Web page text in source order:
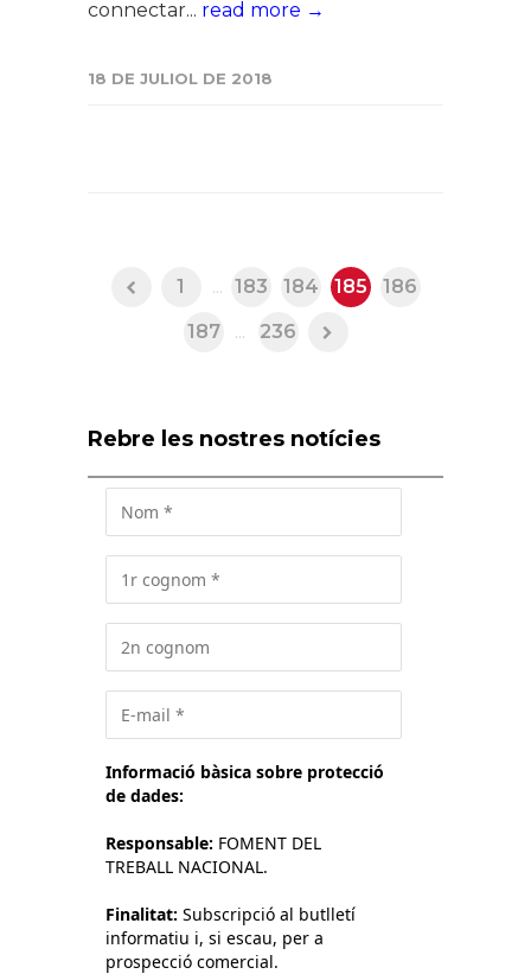
connectar... read more →
18 DE JULIOL DE 2018
1 ... 183 184 185
186
187
... 236
Rebre les nostres notícies
Informació bàsica sobre protecció
de dades:
Responsable: FOMENT DEL
TREBALL NACIONAL.
Finalitat: Subscripció al butlletí
informatiu i, si escau, per a
prospecció comercial.